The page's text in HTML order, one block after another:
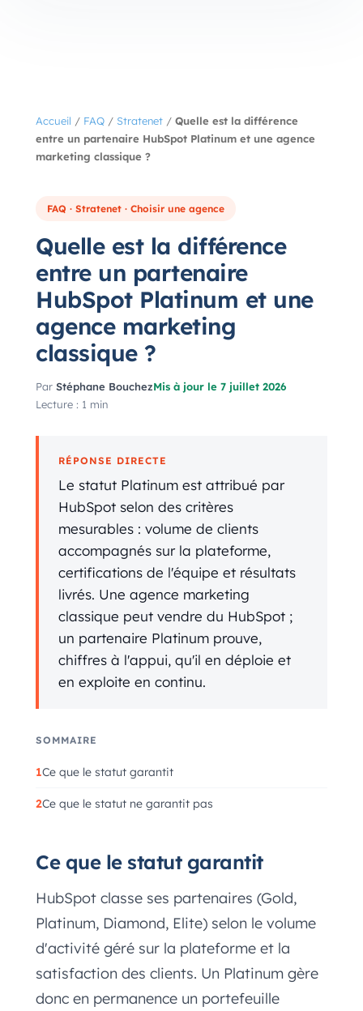
Accueil / FAQ / Stratenet / Quelle est la différence
entre un partenaire HubSpot Platinum et une agence
marketing classique ?
FAQ · Stratenet · Choisir une agence
Quelle est la différence
entre un partenaire
HubSpot Platinum et une
agence marketing
classique ?
Par Stéphane BouchezMis à jour le 7 juillet 2026
Lecture : 1 min
RÉPONSE DIRECTE
Le statut Platinum est attribué par
HubSpot selon des critères
mesurables : volume de clients
accompagnés sur la plateforme,
certifications de l'équipe et résultats
livrés. Une agence marketing
classique peut vendre du HubSpot ;
un partenaire Platinum prouve,
chiffres à l'appui, qu'il en déploie et
en exploite en continu.
SOMMAIRE
Ce que le statut garantit
Ce que le statut ne garantit pas
Ce que le statut garantit
HubSpot classe ses partenaires (Gold,
Platinum, Diamond, Elite) selon le volume
d'activité géré sur la plateforme et la
satisfaction des clients. Un Platinum gère
donc en permanence un portefeuille